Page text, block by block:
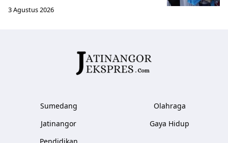
3 Agustus 2026
Sumedang
Jatinangor
Olahraga
Gaya Hidup